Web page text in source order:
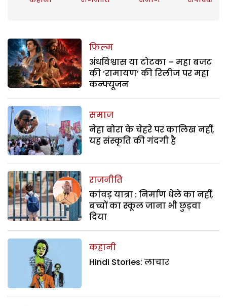
फिल्म
अंधविश्वास या टोटका – महा बजट
की ‘रामायण’ की रिलीज पर महा
कन्फ्यूजन
समाज
नेहा बोरा के चेहरे पर कालिख नहीं,
यह संस्कृति की गंदगी है
राजनीति
कांवड़ यात्रा : निर्माण धेले का नहीं,
बच्चों का स्कूल जाना भी छुड़वा
दिया
कहानी
Hindi Stories: लाचार